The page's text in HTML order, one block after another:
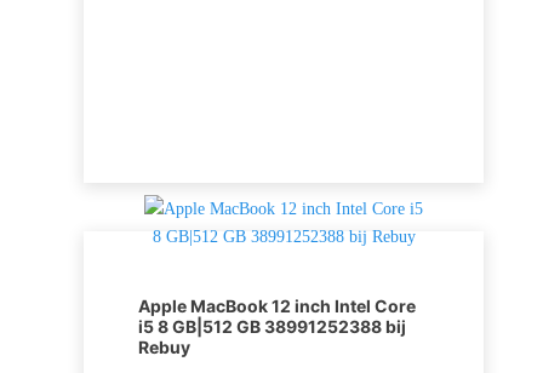
Apple MacBook 12 inch Intel Core
i5 8 GB|512 GB 38991252388 bij
Rebuy